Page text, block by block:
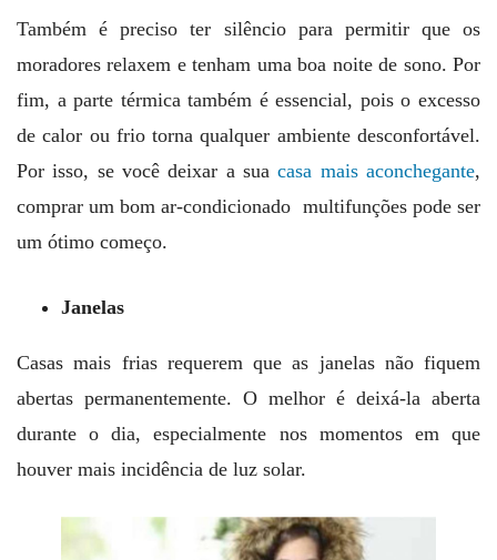
Também é preciso ter silêncio para permitir que os
moradores relaxem e tenham uma boa noite de sono. Por
fim, a parte térmica também é essencial, pois o excesso
de calor ou frio torna qualquer ambiente desconfortável.
Por isso, se você deixar a suacasa mais aconchegante,
comprar um bom ar-condicionado multifunções pode ser
um ótimo começo.
Janelas
Casas mais frias requerem que as janelas não fiquem
abertas permanentemente. O melhor é deixá-la aberta
durante o dia, especialmente nos momentos em que
houver mais incidência de luz solar.